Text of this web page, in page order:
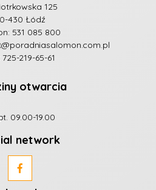
125
430 Łódź
531 085 800
725-219-65-61
otwarcia
09.00-19.00
network